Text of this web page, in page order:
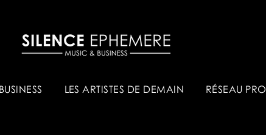
BUSINESS LES ARTISTES DE DEMAIN RÉSEAU PRO